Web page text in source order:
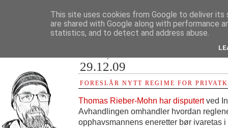
29.12.09
FORESLÅR NYTT REGIME FOR
Thomas Rieber-Mohn har disputert ved
Avhandlingen omhandler hvordan
opphavsmannens eneretter bør ivaretas
This site uses cookies from Google to deliver its
are shared with Google along with performance
statistics, and to detect and address abuse.